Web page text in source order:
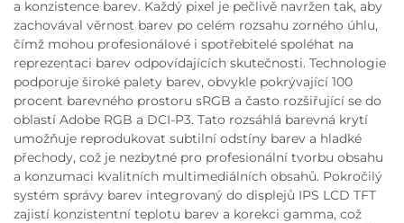
a konzistence barev. Každý pixel je pečlivě navržen tak, aby
zachovával věrnost barev po celém rozsahu zorného úhlu,
čímž mohou profesionálové i spotřebitelé spoléhat na
reprezentaci barev odpovídajících skutečnosti. Technologie
podporuje široké palety barev, obvykle pokrývající 100
procent barevného prostoru sRGB a často rozšiřující se do
oblastí Adobe RGB a DCI-P3. Tato rozsáhlá barevná krytí
umožňuje reprodukovat subtilní odstíny barev a hladké
přechody, což je nezbytné pro profesionální tvorbu obsahu
a konzumaci kvalitních multimediálních obsahů. Pokročilý
systém správy barev integrovaný do displejů IPS LCD TFT
zajistí konzistentní teplotu barev a korekci gamma, což